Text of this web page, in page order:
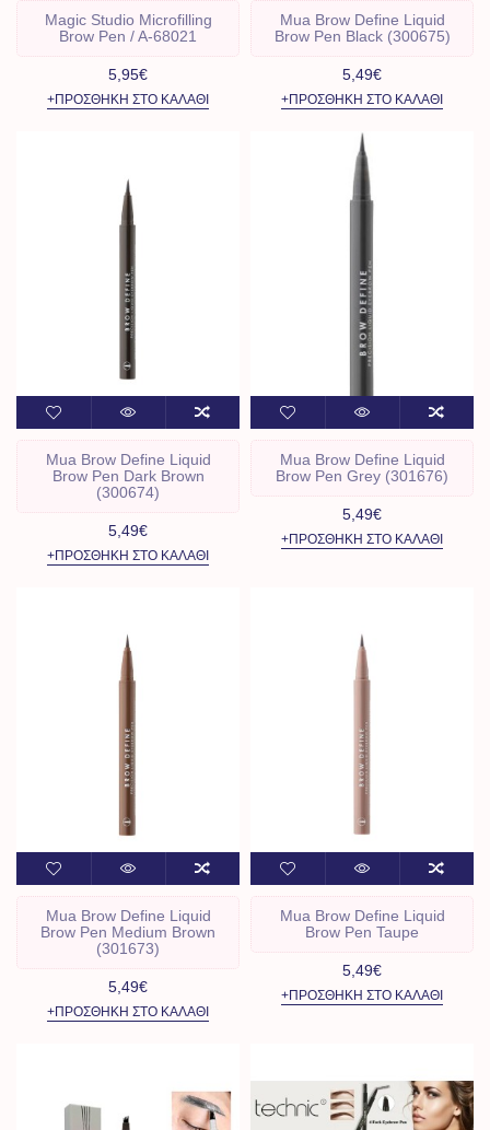
Magic Studio Microfilling
Brow Pen / A-68021
5,95€
+ΠΡΟΣΘΉΚΗ ΣΤΟ ΚΑΛΆΘΙ
Mua Brow Define Liquid
Brow Pen Black (300675)
5,49€
+ΠΡΟΣΘΉΚΗ ΣΤΟ ΚΑΛΆΘΙ
Mua Brow Define Liquid
Brow Pen Dark Brown
(300674)
5,49€
+ΠΡΟΣΘΉΚΗ ΣΤΟ ΚΑΛΆΘΙ
Mua Brow Define Liquid
Brow Pen Grey (301676)
5,49€
+ΠΡΟΣΘΉΚΗ ΣΤΟ ΚΑΛΆΘΙ
Mua Brow Define Liquid
Brow Pen Medium Brown
(301673)
5,49€
+ΠΡΟΣΘΉΚΗ ΣΤΟ ΚΑΛΆΘΙ
Mua Brow Define Liquid
Brow Pen Taupe
5,49€
+ΠΡΟΣΘΉΚΗ ΣΤΟ ΚΑΛΆΘΙ